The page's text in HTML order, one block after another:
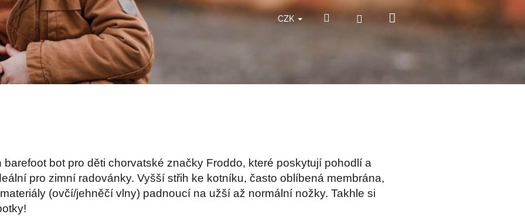
CZK HledatPřihlášeníNákupní
bot pro děti chorvatské značky Froddo, které poskytují pohodlí a
pro zimní radovánky. Vyšší střih ke kotníku, často oblíbená membrána,
(ovčí/jehněčí vlny) padnoucí na užší až normální nožky. Takhle si